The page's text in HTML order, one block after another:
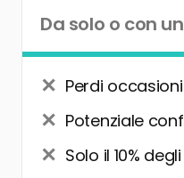
Da solo o con
Perdi
Potenziale
Solo il 10%